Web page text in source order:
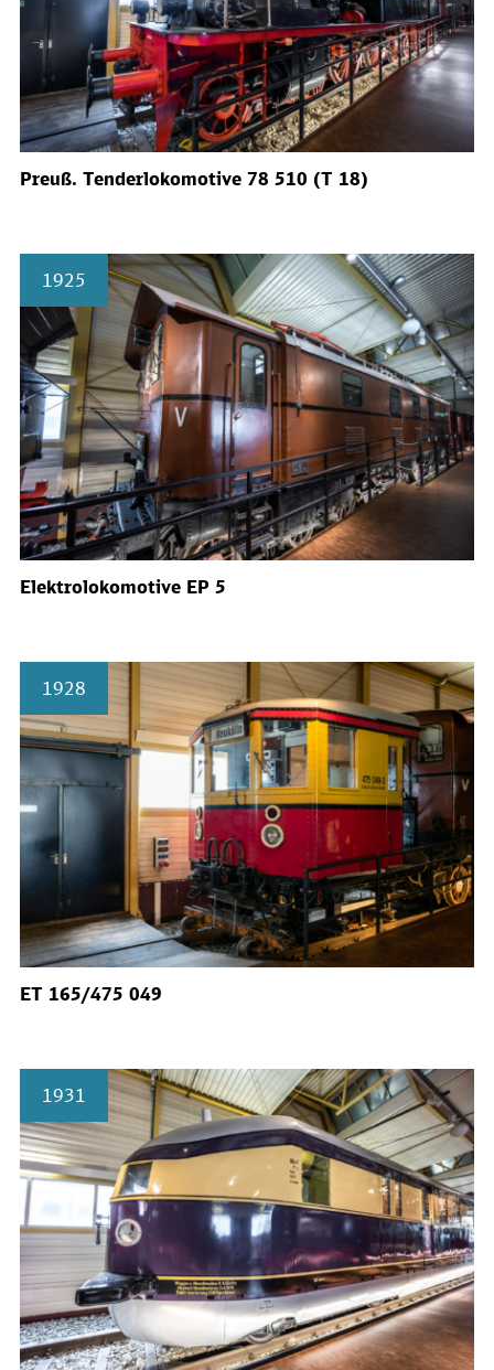
Preuß. Tenderlokomotive 78 510 (T 18)
1925
Elektrolokomotive EP 5
1928
ET 165/475 049
1931